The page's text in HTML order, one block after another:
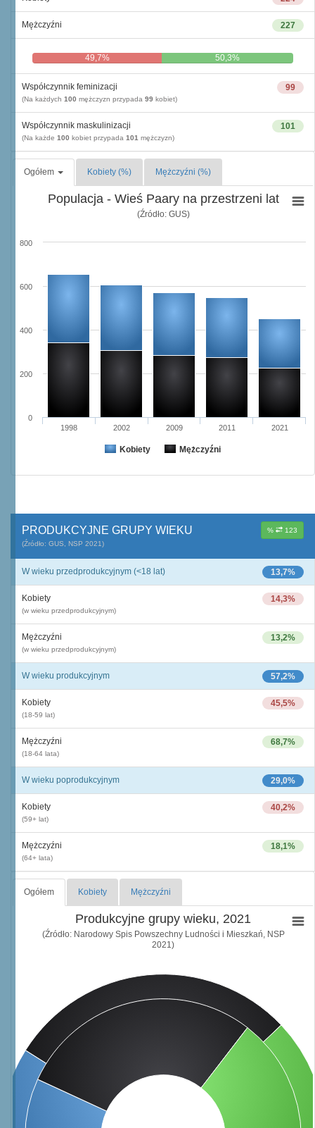
227
Mężczyźni
49,7% 50,3%
99
Współczynnik feminizacji
(Na każdych 100 mężczyzn przypada 99 kobiet)
101
Współczynnik maskulinizacji
(Na każde 100 kobiet przypada 101 mężczyzn)
Ogółem Kobiety (%) Mężczyźni (%)
Populacja - Wieś Paary na przestrzeni lat
(Źródło: GUS)
Kobiety Mężczyźni
1998 2002 2009 2011 2021
0
200
400
600
800
% 123
PRODUKCYJNE GRUPY WIEKU
(Źródło: GUS, NSP 2021)
13,7%
W wieku przedprodukcyjnym (<18 lat)
14,3%
Kobiety
(w wieku przedprodukcyjnym)
13,2%
Mężczyźni
(w wieku przedprodukcyjnym)
57,2%
W wieku produkcyjnym
45,5%
Kobiety
(18-59 lat)
68,7%
Mężczyźni
(18-64 lata)
29,0%
W wieku poprodukcyjnym
40,2%
Kobiety
(59+ lat)
18,1%
Mężczyźni
(64+ lata)
Ogółem Kobiety Mężczyźni
Produkcyjne grupy wieku, 2021
(Źródło: Narodowy Spis Powszechny Ludności i Mieszkań, NSP
2021)